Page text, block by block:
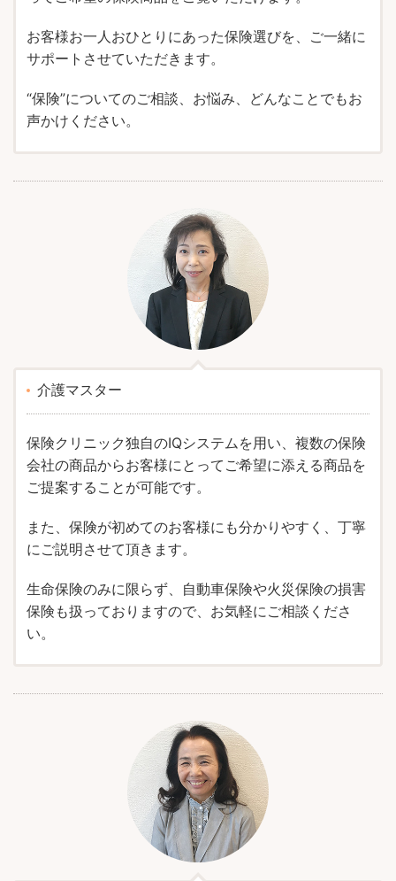
お客様お一人おひとりにあった保険選びを、ご一緒に
サポートさせていただきます。
“保険”についてのご相談、お悩み、どんなことでもお
声かけください。
介護マスター
保険クリニック独自のIQシステムを用い、複数の保険
会社の商品からお客様にとってご希望に添える商品を
ご提案することが可能です。
また、保険が初めてのお客様にも分かりやすく、丁寧
にご説明させて頂きます。
生命保険のみに限らず、自動車保険や火災保険の損害
保険も扱っておりますので、お気軽にご相談くださ
い。